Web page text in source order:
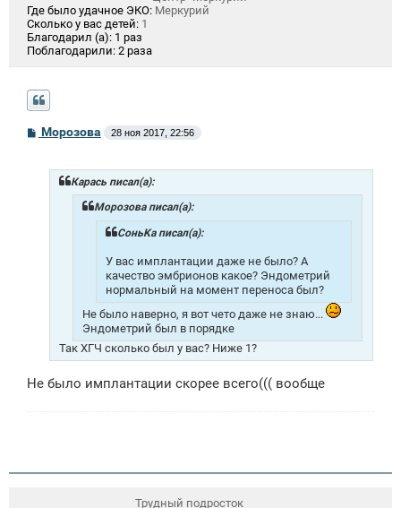
Где было удачное ЭКО: Меркурий
Сколько у вас детей: 1
Благодарил (а): 1 раз
Поблагодарили: 2 раза
С
о
Морозова 28 ноя 2017, 22:56
Карась писал(а):
Морозова писал(а):
СоньKa писал(а):
У вас имплантации даже не было? А
качество эмбрионов какое? Эндометрий
нормальный на момент переноса был?
Не было наверно, я вот чето даже не знаю...
Эндометрий был в порядке
Так ХГЧ сколько был у вас? Ниже 1?
Не было имплантации скорее всего((( вообще
Трудный подросток